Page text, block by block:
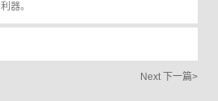
器。
Next 下一篇>